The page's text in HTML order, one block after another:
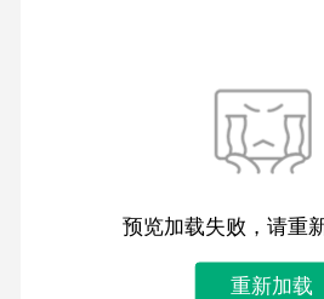
预览加载失败，请重
重新加载